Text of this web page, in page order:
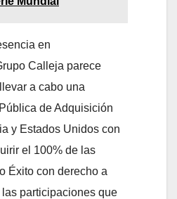
en
Calleja parece
a cabo una
de Adquisición
y Estados Unidos con
el 100% de las
Éxito con derecho a
participaciones que